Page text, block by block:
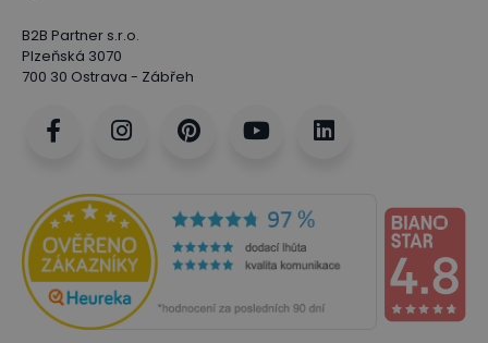
B2B Partner s.r.o.
Plzeňská 3070
700 30 Ostrava - Zábřeh